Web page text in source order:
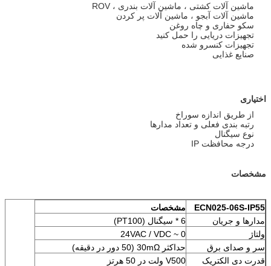
ماشین آلات کشتی ، ماشین آلات بندری ، ROV
ماشین آلات آبجو ، ماشین آلات پر کردن
سکو حفاری و چاه روغن
تجهیزات دریایی را حمل کنید
تجهیزات کنسرو شده
صنایع غذایی
اختیاری
از طریق اندازه سوراخ
رتبه بندی فعلی و تعداد مدارها
نوع سیگنال
درجه محافظت IP
مشخصات
ECN025-06S-IP55
مشخصات
مدارها و جریان
6 * سیگنال (PT100)
ولتاژ
0 ~ 24VAC / VDC
سر و صدای برق
حداکثر 30mΩ (50 دور در دقیقه)
قدرت دی الکتریک
V500 ولت در 50 هرتز